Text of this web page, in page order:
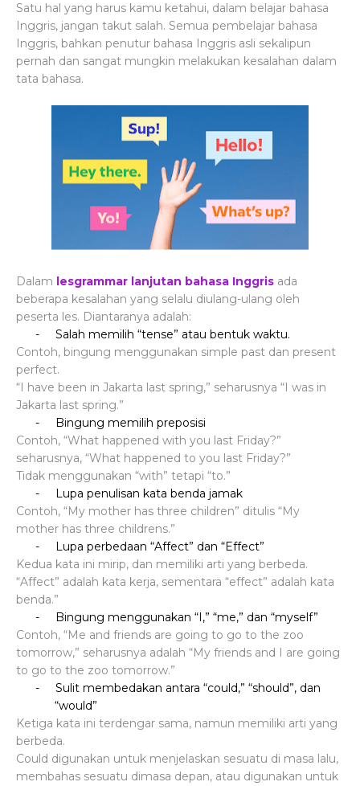
Satu hal yang harus kamu ketahui, dalam belajar bahasa
Inggris, jangan takut salah. Semua pembelajar bahasa
Inggris, bahkan penutur bahasa Inggris asli sekalipun
pernah dan sangat mungkin melakukan kesalahan dalam
tata bahasa.
Dalam lesgrammar lanjutan bahasa Inggris ada
beberapa kesalahan yang selalu diulang-ulang oleh
peserta les. Diantaranya adalah:
-
Salah memilih “tense” atau bentuk waktu.
Contoh, bingung menggunakan simple past dan present
perfect.
“I have been in Jakarta last spring,” seharusnya “I was in
Jakarta last spring.”
-
Bingung memilih preposisi
Contoh, “What happened with you last Friday?”
seharusnya, “What happened to you last Friday?”
Tidak menggunakan “with” tetapi “to.”
-
Lupa penulisan kata benda jamak
Contoh, “My mother has three children” ditulis “My
mother has three childrens.”
-
Lupa perbedaan “Affect” dan “Effect”
Kedua kata ini mirip, dan memiliki arti yang berbeda.
“Affect” adalah kata kerja, sementara “effect” adalah kata
benda.”
-
Bingung menggunakan “I,” “me,” dan “myself”
Contoh, “Me and friends are going to go to the zoo
tomorrow,” seharusnya adalah “My friends and I are going
to go to the zoo tomorrow.”
-
Sulit membedakan antara “could,” “should”, dan
“would”
Ketiga kata ini terdengar sama, namun memiliki arti yang
berbeda.
Could digunakan untuk menjelaskan sesuatu di masa lalu,
membahas sesuatu dimasa depan, atau digunakan untuk